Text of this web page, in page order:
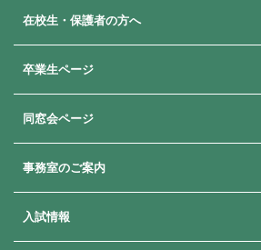
高校での学び
在校生・保護者の方へ
卒業生ページ
同窓会ページ
事務室のご案内
入試情報